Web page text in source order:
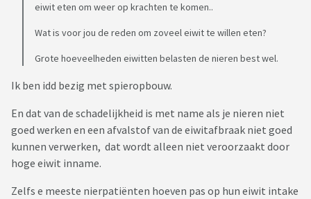
eiwit eten om weer op krachten te komen..
Wat is voor jou de reden om zoveel eiwit te willen eten?
Grote hoeveelheden eiwitten belasten de nieren best wel.
Ik ben idd bezig met spieropbouw.
En dat van de schadelijkheid is met name als je nieren niet
goed werken en een afvalstof van de eiwitafbraak niet goed
kunnen verwerken, dat wordt alleen niet veroorzaakt door
hoge eiwit inname.
Zelfs e meeste nierpatiënten hoeven pas op hun eiwit intake